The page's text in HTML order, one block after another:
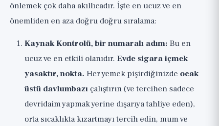
önlemek çok daha akıllıcadır. İşte en ucuz ve en
önemliden en aza doğru doğru sıralama:
Kaynak Kontrolü, bir numaralı adım: Bu en
ucuz ve en etkili olanıdır. Evde sigara içmek
yasaktır, nokta. Her yemek pişirdiğinizde ocak
üstü davlumbazı çalıştırın (ve tercihen sadece
devridaim yapmak yerine dışarıya tahliye eden),
orta sıcaklıkta kızartmayı tercih edin, mum ve